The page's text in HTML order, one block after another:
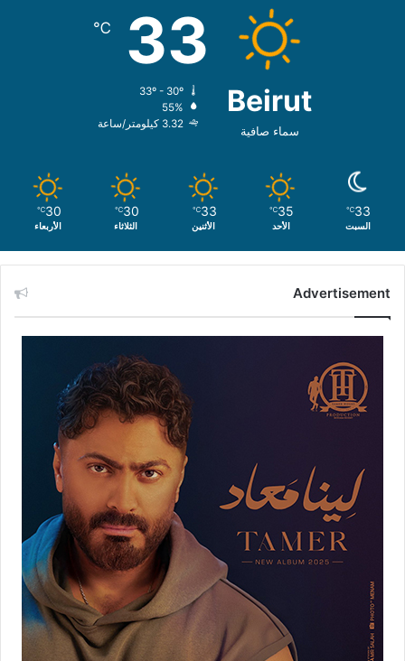
Beirut
سماء صافية
33
℃
55%
3.32 كيلومتر/ساعة
33
℃
السبت
35
℃
الأحد
33
℃
الأثنين
30
℃
الثلاثاء
30
℃
الأربعاء
Advertisement